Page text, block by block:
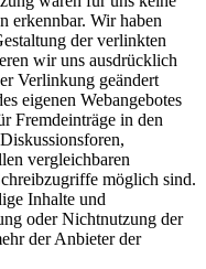
erkennbar. Wir haben
der verlinkten
wir uns ausdrücklich
Verlinkung geändert
eigenen Webangebotes
Fremdeinträge in den
vergleichbaren
möglich sind.
Inhalte und
oder Nichtnutzung der
der Anbieter der